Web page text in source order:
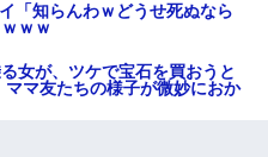
「知らんわｗどうせ死ぬなら
ｗｗ
女が、ツケで宝石を買おうと
マ友たちの様子が微妙におか